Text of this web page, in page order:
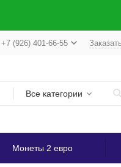
+7 (926) 401-66-55
Все категории
Монеты 2 евро